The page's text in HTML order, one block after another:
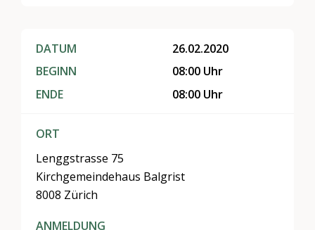
DATUM
BEGINN
ENDE
26.02.2020
08:00 Uhr
08:00 Uhr
ORT
Lenggstrasse 75
Kirchgemeindehaus Balgrist
8008 Zürich
ANMELDUNG